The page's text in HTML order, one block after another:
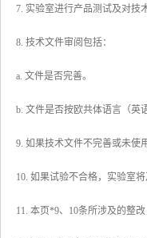
7. 实验室进行产品测试及对技
8. 技术文件审阅包括：
a. 文件是否完善。
b. 文件是否按欧共体语言（英
9. 如果技术文件不完善或未使
10. 如果试验不合格，实验室
11. 本页*9、10条所涉及的整